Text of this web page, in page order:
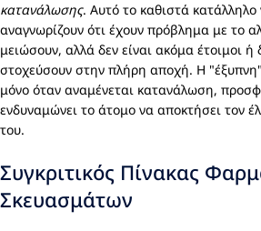
κατανάλωσης. Αυτό το καθιστά
αναγνωρίζουν ότι έχουν πρόβλημα με το
μειώσουν, αλλά δεν είναι ακόμα έτοιμοι ή
στοχεύσουν στην πλήρη αποχή. Η
μόνο όταν αναμένεται κατανάλωση,
ενδυναμώνει το άτομο να αποκτήσει τον
του.
Συγκριτικός Πίνακας
Σκευασμάτων